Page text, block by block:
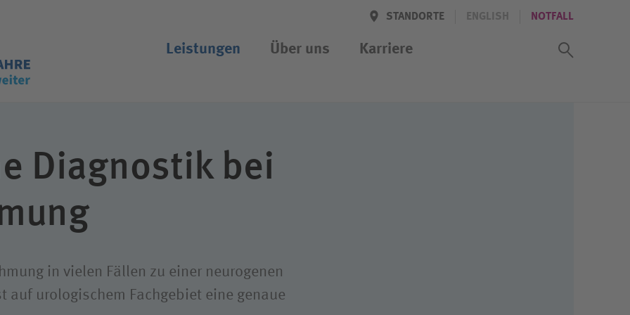
STANDORTE ENGLISH NOTFALL
Leistungen Über uns
Rehabilitation
Akutkliniken
Ambulanzen
Weitere Einrichtungen
Karriere
Job-Agent
Diagnostik bei
in vielen Fällen zu einer neurogenen
urologischem Fachgebiet eine genaue